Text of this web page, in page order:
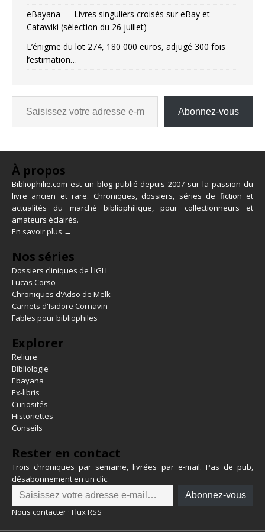
eBayana — Livres singuliers croisés sur eBay et
Catawiki (sélection du 26 juillet)
L’énigme du lot 274, 180 000 euros, adjugé 300 fois
l’estimation…
Abonnez-vous
À propos
Bibliophilie.com est un blog publié depuis 2007 sur la passion du
livre ancien et rare. Chroniques, dossiers, séries de fiction et
actualités du marché bibliophilique, pour collectionneurs et
amateurs éclairés.
En savoir plus →
Nos séries
Dossiers cliniques de l'IGLI
Lucas Corso
Chroniques d'Adso de Melk
Carnets d'Isidore Cornavin
Fables pour bibliophiles
Explorer
Reliure
Bibliologie
Ebayana
Ex-libris
Curiosités
Historiettes
Conseils
Rester en contact
Trois chroniques par semaine, livrées par e-mail. Pas de pub,
désabonnement en un clic.
Abonnez-vous
Nous contacter · Flux RSS